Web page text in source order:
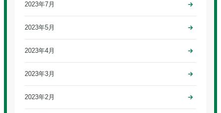
2023年7月
2023年5月
2023年4月
2023年3月
2023年2月